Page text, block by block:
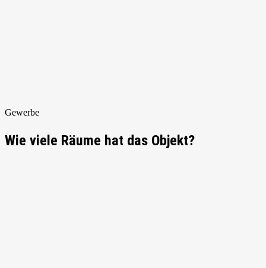
Gewerbe
Wie viele Räume hat das Objekt?